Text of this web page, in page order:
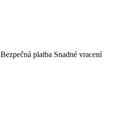
Bezpečná platba Snadné vracení